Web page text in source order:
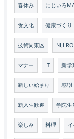
春休み にじいろ
食文化 健康づくり
技術周東区
マナー IT 新学
新しい始まり 感謝
新入生歓迎 学院生
楽しみ 料理